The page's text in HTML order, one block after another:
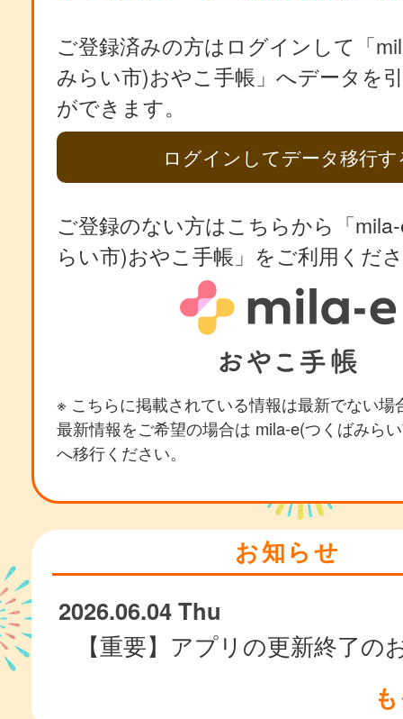
ご登録済みの方はログインして「
みらい市)おやこ手帳」へデータを
ができます。
ログインしてデータ移行す
ご登録のない方はこちらから「
らい市)おやこ手帳」をご利用くだ
※ こちらに掲載されている情報は最新でない場
最新情報をご希望の場合は mila-e(つくばみら
へ移行ください。
お知らせ
2026.06.04 Thu
【重要】アプリの更新終了の